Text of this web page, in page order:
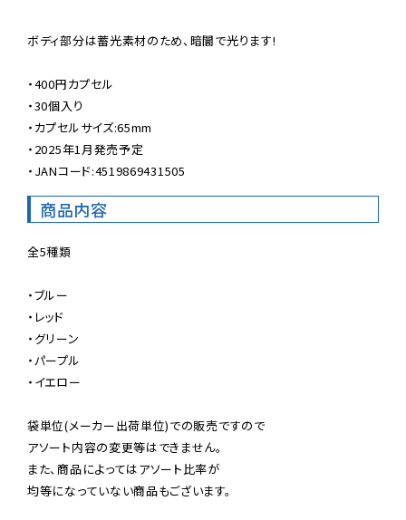
ボディ部分は蓄光素材のため、暗闇で光ります!
・400円カプセル
・30個入り
・カプセルサイズ:65mm
・2025年1月発売予定
・JANコード:4519869431505
商品内容
全5種類
・ブルー
・レッド
・グリーン
・パープル
・イエロー
袋単位(メーカー出荷単位)での販売ですので
アソート内容の変更等はできません。
また、商品によってはアソート比率が
均等になっていない商品もございます。